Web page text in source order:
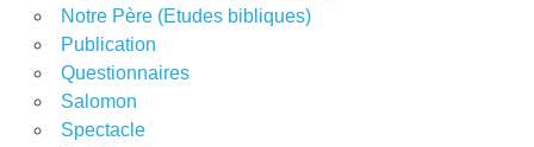
Notre Père (Etudes bibliques)
Publication
Questionnaires
Salomon
Spectacle